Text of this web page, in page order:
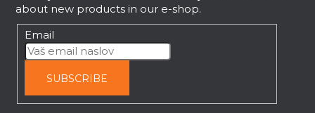
about new products in our e-shop.
Email
SUBSCRIBE